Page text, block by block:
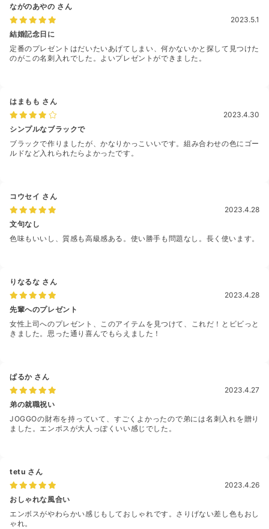
ながのあやの さん
2023.5.1
結婚記念日に
定番のプレゼントはだいたいあげてしまい、何かないかと探して見つけた
のがこの名刺入れでした。よいプレゼントができました。
はまもも さん
2023.4.30
シンプルなブラックで
ブラックで作りましたが、かなりかっこいいです。組み合わせの色にゴー
ルドなど入れられたらよかったです。
コウセイ さん
2023.4.28
文句なし
色味もいいし、質感も高級感ある。使い勝手も問題なし。長く使います。
りなるな さん
2023.4.28
先輩へのプレゼント
女性上司へのプレゼント、このアイテムを見つけて、これだ！とビビっと
きました。思った通り喜んでもらえました！
ぱるか さん
2023.4.27
弟の就職祝い
JOGGOの財布を持っていて、すごくよかったので弟には名刺入れを贈り
ました。エンボスが大人っぽくいい感じでした。
tetu さん
2023.4.26
おしゃれな風合い
エンボスがやわらかい感じもしておしゃれです。さりげない差し色もおし
ゃれ。